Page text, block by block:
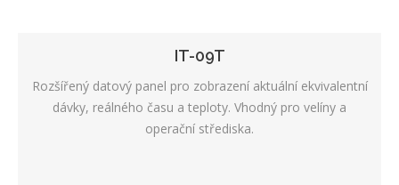
IT-09T
Rozšířený datový panel pro zobrazení aktuální ekvivalentní
dávky, reálného času a teploty. Vhodný pro velíny a
operační střediska.